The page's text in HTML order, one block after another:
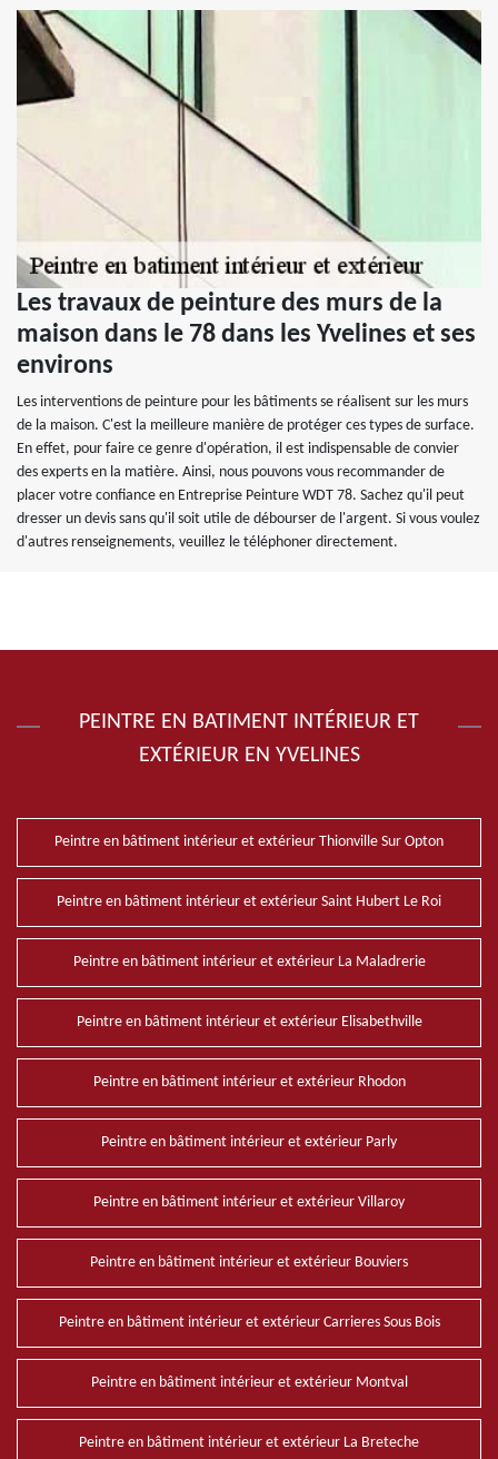
Les travaux de peinture des murs de la
maison dans le 78 dans les Yvelines et ses
environs
Les interventions de peinture pour les bâtiments se réalisent sur les murs
de la maison. C'est la meilleure manière de protéger ces types de surface.
En effet, pour faire ce genre d'opération, il est indispensable de convier
des experts en la matière. Ainsi, nous pouvons vous recommander de
placer votre confiance en Entreprise Peinture WDT 78. Sachez qu'il peut
dresser un devis sans qu'il soit utile de débourser de l'argent. Si vous voulez
d'autres renseignements, veuillez le téléphoner directement.
PEINTRE EN BATIMENT INTÉRIEUR ET
EXTÉRIEUR EN YVELINES
Peintre en bâtiment intérieur et extérieur Thionville Sur Opton
Peintre en bâtiment intérieur et extérieur Saint Hubert Le Roi
Peintre en bâtiment intérieur et extérieur La Maladrerie
Peintre en bâtiment intérieur et extérieur Elisabethville
Peintre en bâtiment intérieur et extérieur Rhodon
Peintre en bâtiment intérieur et extérieur Parly
Peintre en bâtiment intérieur et extérieur Villaroy
Peintre en bâtiment intérieur et extérieur Bouviers
Peintre en bâtiment intérieur et extérieur Carrieres Sous Bois
Peintre en bâtiment intérieur et extérieur Montval
Peintre en bâtiment intérieur et extérieur La Breteche